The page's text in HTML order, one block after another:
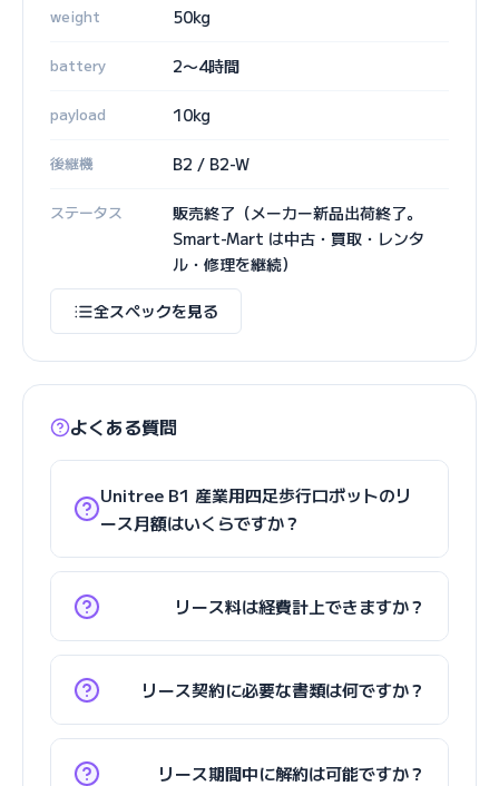
weight 50kg
battery 2〜4時間
payload 10kg
後継機 B2 / B2-W
ステータス
販売終了（メーカー新品出荷終了。
Smart-Mart は中古・買取・レンタ
ル・修理を継続）
全スペックを見る
よくある質問
Unitree B1 産業用四足歩行ロボットのリ
ース月額はいくらですか？
リース料は経費計上できますか？
リース契約に必要な書類は何ですか？
リース期間中に解約は可能ですか？